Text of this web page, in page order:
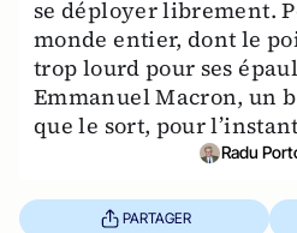
se déployer librement.
monde entier, dont le
trop lourd pour ses
Emmanuel Macron, un
que le sort, pour
Radu
PARTAGER